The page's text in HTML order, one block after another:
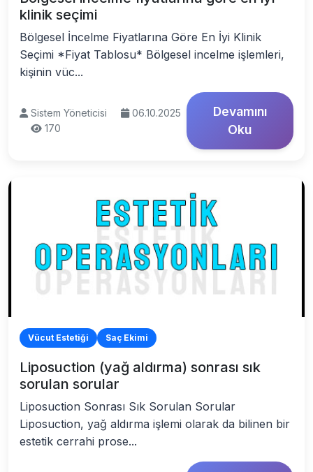
klinik seçimi
Bölgesel İncelme Fiyatlarına Göre En İyi Klinik
Seçimi *Fiyat Tablosu* Bölgesel incelme işlemleri,
kişinin vüc...
Sistem Yöneticisi
06.10.2025
170
Devamını
Oku
Vücut Estetiği Saç Ekimi
Liposuction (yağ aldırma) sonrası sık
sorulan sorular
Liposuction Sonrası Sık Sorulan Sorular
Liposuction, yağ aldırma işlemi olarak da bilinen bir
estetik cerrahi prose...